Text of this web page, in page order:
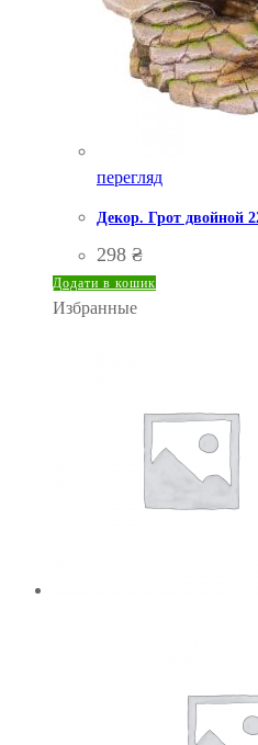
перегляд
Декор. Грот двойной
298 ₴
Додати в кошик
Избранные